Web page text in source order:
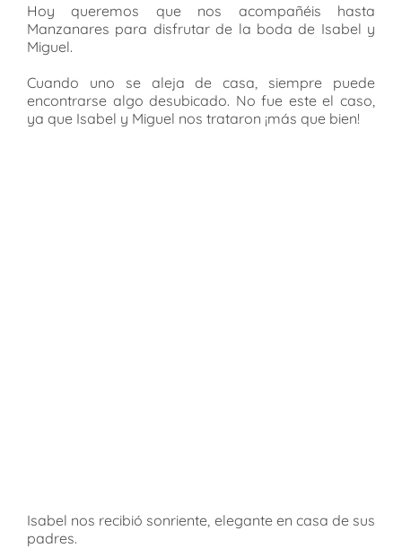
Hoy queremos que nos acompañéis hasta
Manzanares para disfrutar de la boda de Isabel y
Miguel.
Cuando uno se aleja de casa, siempre puede
encontrarse algo desubicado. No fue este el caso,
ya que Isabel y Miguel nos trataron ¡más que bien!
Isabel nos recibió sonriente, elegante en casa de sus
padres.